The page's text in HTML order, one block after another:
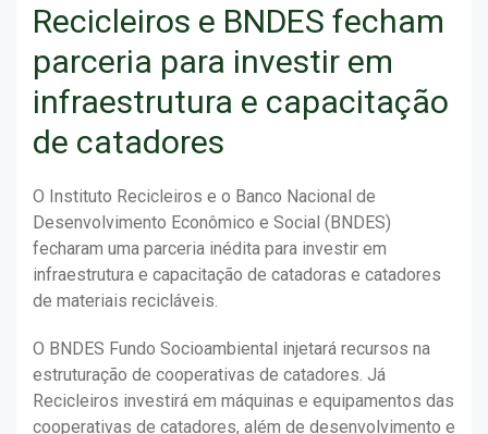
Recicleiros e BNDES fecham
parceria para investir em
infraestrutura e capacitação
de catadores
O Instituto Recicleiros e o Banco Nacional de
Desenvolvimento Econômico e Social (BNDES)
fecharam uma parceria inédita para investir em
infraestrutura e capacitação de catadoras e catadores
de materiais recicláveis.
O BNDES Fundo Socioambiental injetará recursos na
estruturação de cooperativas de catadores. Já
Recicleiros investirá em máquinas e equipamentos das
cooperativas de catadores, além de desenvolvimento e